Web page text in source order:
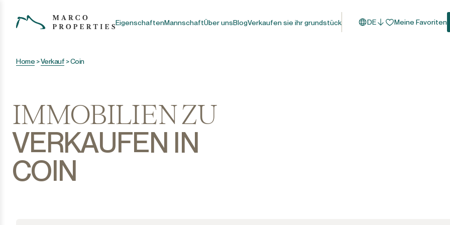
EigenschaftenMannschaftÜber unsBlogVerkaufen sie ihr grundstück DE Meine Favoriten
Home >Verkauf >Coin
IMMOBILIEN ZU
VERKAUFEN IN
COIN